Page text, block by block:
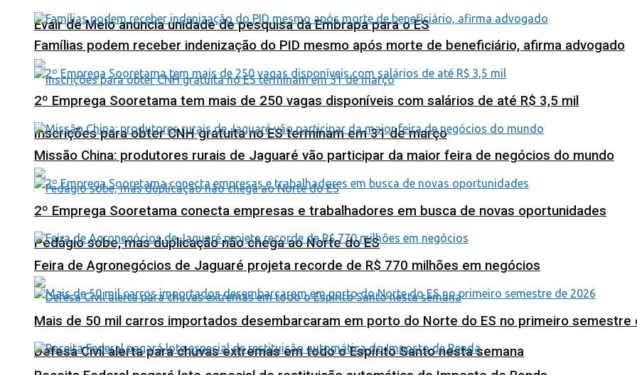
Evair de Melo anuncia unidade de pesquisa da Embrapa para o ES
Inscrições para obter CNH gratuita no ES terminam em 31 de março
Pedágio sobe, mas duplicação não chega ao Norte do ES
Defesa Civil alerta para chuvas extremas em todo o Espírito Santo nesta semana
Famílias podem receber indenização do PID mesmo após morte de beneficiário, afirma advogado
2º Emprega Sooretama tem mais de 250 vagas disponíveis com salários de até R$ 3,5 mil
Missão China: produtores rurais de Jaguaré vão participar da maior feira de negócios do mundo
2º Emprega Sooretama conecta empresas e trabalhadores em busca de novas oportunidades
Feira de Agronegócios de Jaguaré projeta recorde de R$ 770 milhões em negócios
Mais de 50 mil carros importados desembarcaram em porto do Norte do ES no primeiro semestre